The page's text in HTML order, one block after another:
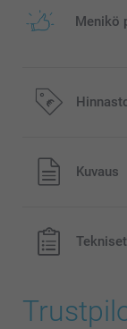
Menikö
Kaikki hinnat
eivät sisälläKuvaus